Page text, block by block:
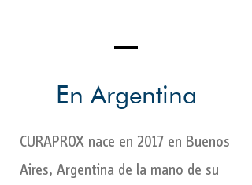
Our Story
En Argentina
CURAPROX nace en 2017 en Buenos
Aires, Argentina de la mano de su